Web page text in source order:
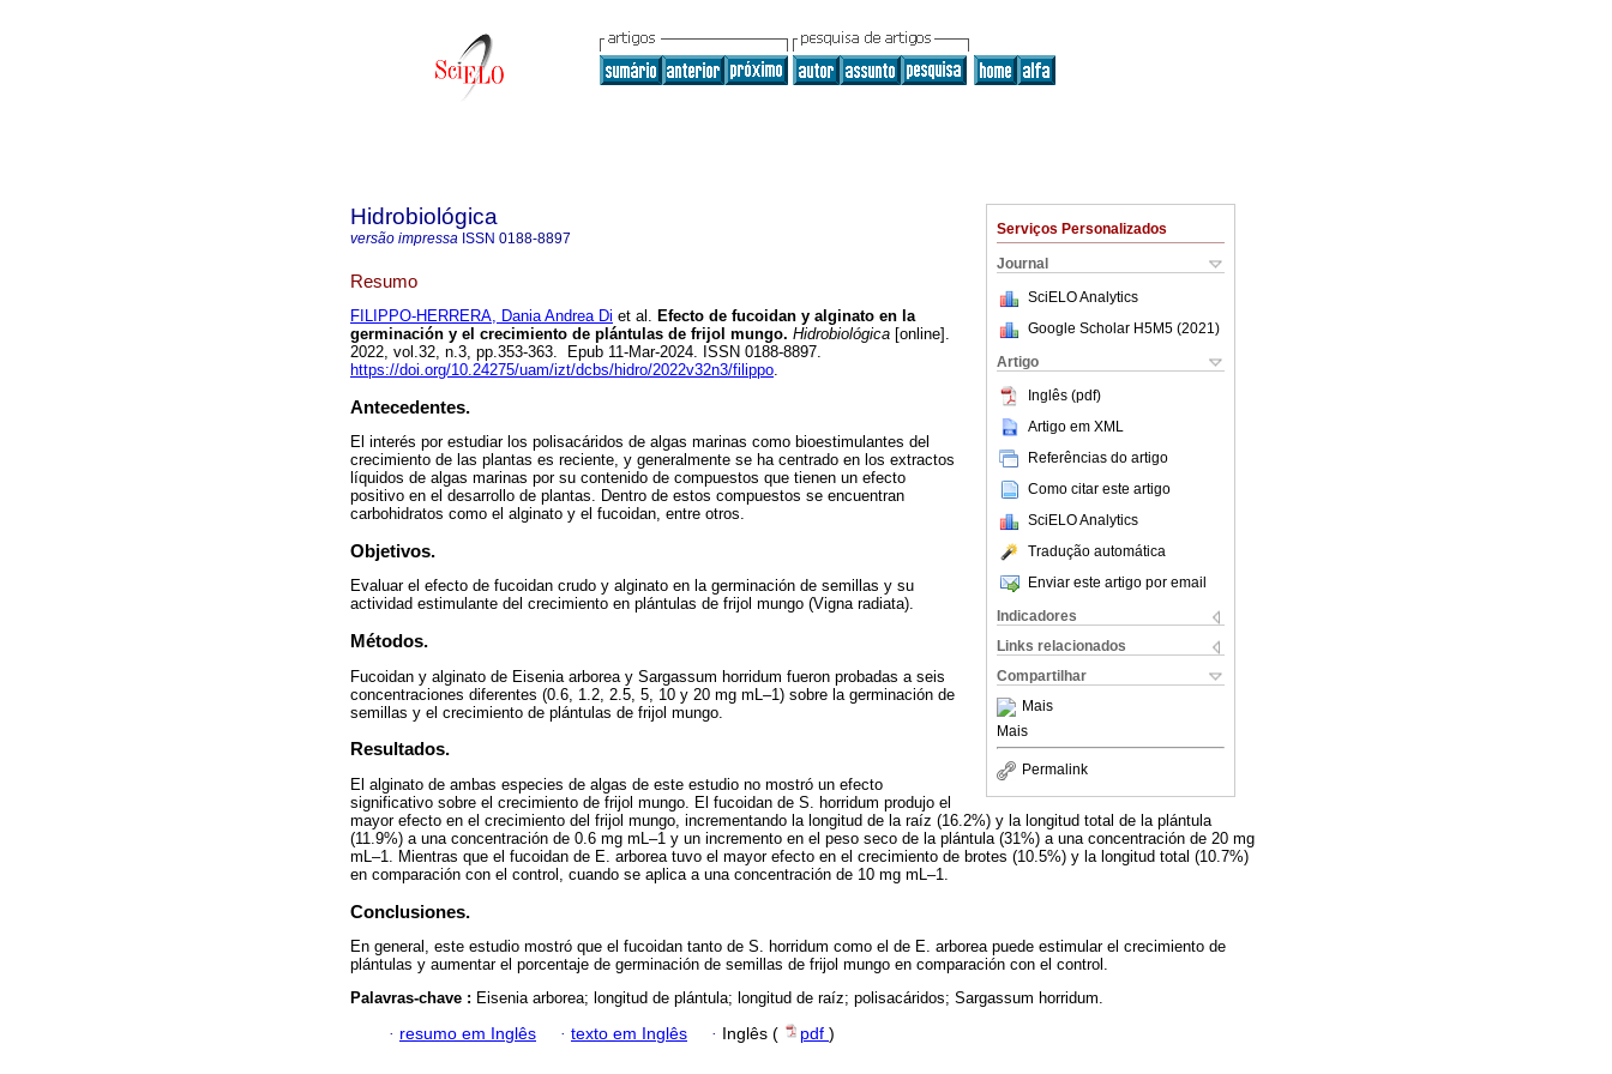
Serviços Personalizados
Journal
SciELO Analytics
Google Scholar H5M5 (2021 )
Artigo
Inglês (pdf)
Artigo em XML
Referências do artigo
Como citar este artigo
SciELO Analytics
Tradução automática
Enviar este artigo por email
Indicadores
Links relacionados
Compartilhar
Mais
Mais
Permalink
Hidrobiológica
versão impressa ISSN 0188-8897
Resumo
FILIPPO-HERRERA, Dania Andrea Di et al. Efecto de fucoidan y alginato en la
germinación y el crecimiento de plántulas de frijol mungo. Hidrobiológica [online].
2022, vol.32, n.3, pp.353-363. Epub 11-Mar-2024. ISSN 0188-8897.
https://doi.org/10.24275/uam/izt/dcbs/hidro/2022v32n3/filippo.
Antecedentes.
El interés por estudiar los polisacáridos de algas marinas como bioestimulantes del
crecimiento de las plantas es reciente, y generalmente se ha centrado en los extractos
líquidos de algas marinas por su contenido de compuestos que tienen un efecto
positivo en el desarrollo de plantas. Dentro de estos compuestos se encuentran
carbohidratos como el alginato y el fucoidan, entre otros.
Objetivos.
Evaluar el efecto de fucoidan crudo y alginato en la germinación de semillas y su
actividad estimulante del crecimiento en plántulas de frijol mungo (Vigna radiata).
Métodos.
Fucoidan y alginato de Eisenia arborea y Sargassum horridum fueron probadas a seis
concentraciones diferentes (0.6, 1.2, 2.5, 5, 10 y 20 mg mL‒1) sobre la germinación de
semillas y el crecimiento de plántulas de frijol mungo.
Resultados.
El alginato de ambas especies de algas de este estudio no mostró un efecto
significativo sobre el crecimiento de frijol mungo. El fucoidan de S. horridum produjo el
mayor efecto en el crecimiento del frijol mungo, incrementando la longitud de la raíz (16.2%) y la longitud total de la plántula
(11.9%) a una concentración de 0.6 mg mL‒1 y un incremento en el peso seco de la plántula (31%) a una concentración de 20 mg
mL‒1. Mientras que el fucoidan de E. arborea tuvo el mayor efecto en el crecimiento de brotes (10.5%) y la longitud total (10.7%)
en comparación con el control, cuando se aplica a una concentración de 10 mg mL‒1.
Conclusiones.
En general, este estudio mostró que el fucoidan tanto de S. horridum como el de E. arborea puede estimular el crecimiento de
plántulas y aumentar el porcentaje de germinación de semillas de frijol mungo en comparación con el control.
Palavras-chave : Eisenia arborea; longitud de plántula; longitud de raíz; polisacáridos; Sargassum horridum.
· resumo em Inglês · texto em Inglês · Inglês ( pdf )